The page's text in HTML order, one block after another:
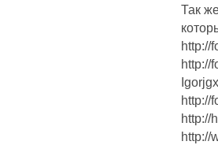
Так
http://
http://
Igorjgx
http://
http://
http://